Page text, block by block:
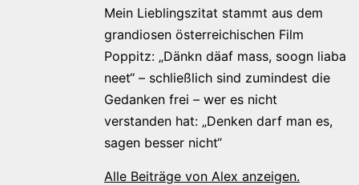
Mein Lieblingszitat stammt aus dem
grandiosen österreichischen Film
Poppitz: „Dänkn däaf mass, soogn liaba
neet“ – schließlich sind zumindest die
Gedanken frei – wer es nicht
verstanden hat: „Denken darf man es,
sagen besser nicht“
Alle Beiträge von Alex anzeigen.